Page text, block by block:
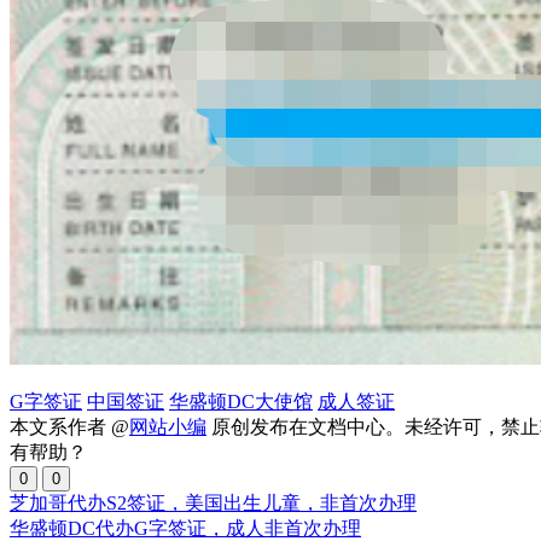
G字签证 中国签证 华盛顿DC大使馆 成人签证
本文系作者 @网站小编 原创发布在文档中心。未经许可，禁
有帮助？
0 0
芝加哥代办S2签证，美国出生儿童，非首次办理
华盛顿DC代办G字签证，成人非首次办理